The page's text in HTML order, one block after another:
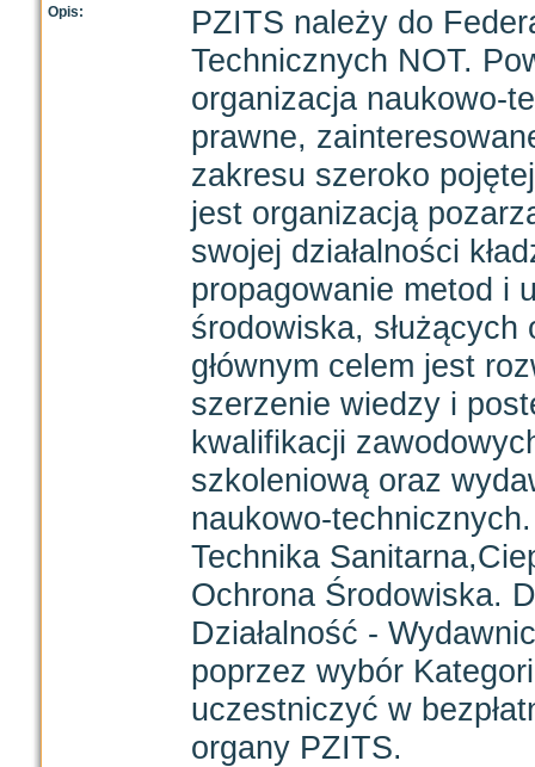
Opis:
PZITS należy do
Technicznych NOT.
organizacja naukowo-
prawne,
zakresu szeroko
jest organizacją
swojej działalności
propagowanie metod i
środowiska,
głównym celem jest
szerzenie wiedzy i
kwalifikacji
szkoleniową oraz
naukowo-
Technika
Ochrona Środowiska.
Działalność -
poprzez wybór
uczestniczyć w
organy PZITS.